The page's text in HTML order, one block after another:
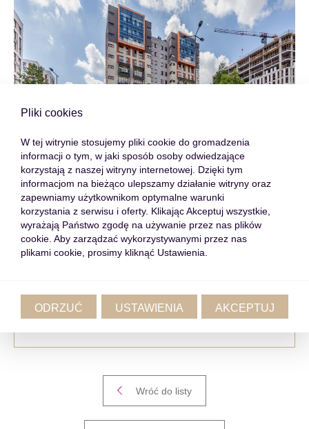
KATEGORIE: WSZYSTKIE AKTUALNOŚCI
RYNEK NIERUCHOMOŚCI
Wróć do listy
Pliki cookies
W tej witrynie stosujemy pliki cookie do gromadzenia
informacji o tym, w jaki sposób osoby odwiedzające
korzystają z naszej witryny internetowej. Dzięki tym
informacjom na bieżąco ulepszamy działanie witryny oraz
zapewniamy użytkownikom optymalne warunki
korzystania z serwisu i oferty. Klikając Akceptuj wszystkie,
wyrażają Państwo zgodę na używanie przez nas plików
cookie. Aby zarządzać wykorzystywanymi przez nas
plikami cookie, prosimy kliknąć Ustawienia.
ODRZUĆ USTAWIENIA AKCEPTUJ